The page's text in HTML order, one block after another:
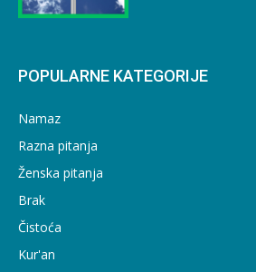
POPULARNE KATEGORIJE
Namaz
Razna pitanja
Ženska pitanja
Brak
Čistoća
Kur'an